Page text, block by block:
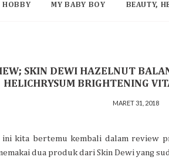
HOBBY MY BABY BOY BEAUTY,
SKIN DEWI HAZELNUT
HELICHRYSUM BRIGHTENING
MARET 31, 2018
kita bertemu kembali dalam review
dua produk dari Skin Dewi yang